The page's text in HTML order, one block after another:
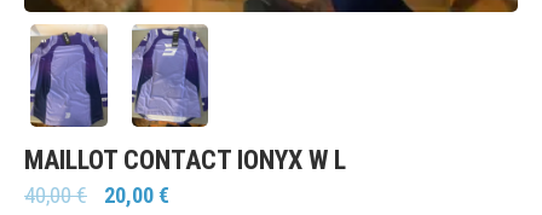
MAILLOT CONTACT IONYX W L
40,00€ 20,00€